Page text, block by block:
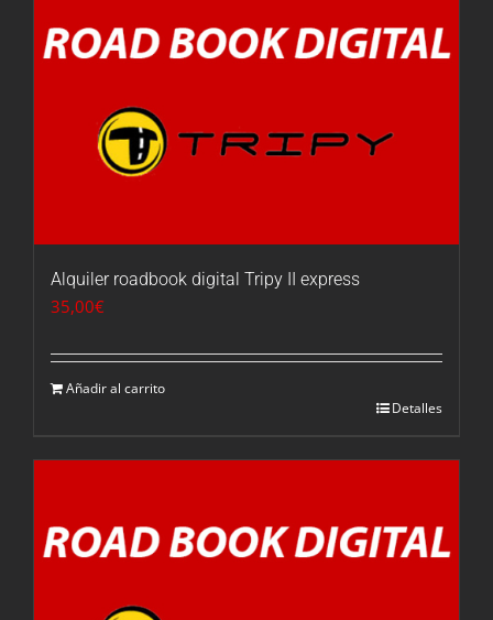
Alquiler roadbook digital Tripy II express
35,00€
Añadir al carrito
Detalles